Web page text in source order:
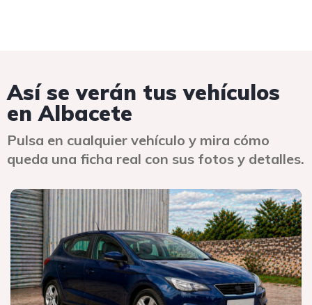
Así se verán tus vehículos
en Albacete
Pulsa en cualquier vehículo y mira cómo
queda una ficha real con sus fotos y detalles.